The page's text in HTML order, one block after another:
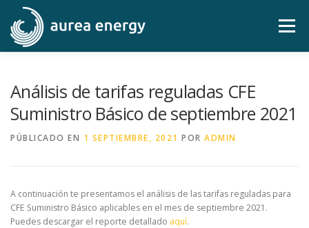
contenido
Menú
Análisis de tarifas reguladas CFE
Suministro Básico de septiembre 2021
PÚBLICADO EN 1 SEPTIEMBRE, 2021 POR ADMIN
A continuación te presentamos el análisis de las tarifas reguladas para
CFE Suministro Básico aplicables en el mes de septiembre 2021.
Puedes descargar el reporte detallado aquí.